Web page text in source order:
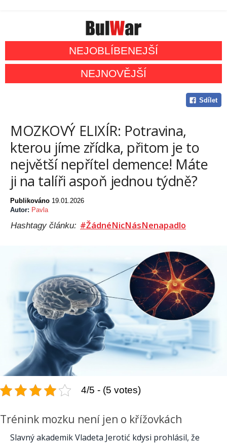
NEJOBLÍBENEJŠÍ
NEJNOVĚJŠÍ
Sdílet
MOZKOVÝ ELIXÍR: Potravina,
kterou jíme zřídka, přitom je to
největší nepřítel demence! Máte
ji na talíři aspoň jednou týdně?
Publikováno 19.01.2026
Autor: Pavla
Hashtagy článku: #ŽádnéNicNásNenapadlo
4/5 - (5 votes)
Trénink mozku není jen o křížovkách
Slavný akademik Vladeta Jerotić kdysi prohlásil, že